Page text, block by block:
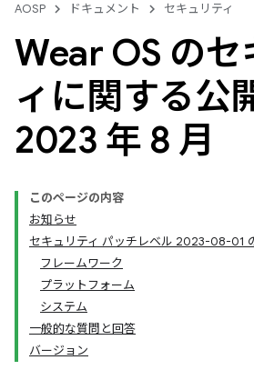
AOSP ドキュメント セキュリティ
Wear OS のセ
ィに関する公
2023 年 8 月
このページの内容
お知らせ
セキュリティ パッチレベル 2023-08-01
フレームワーク
プラットフォーム
システム
一般的な質問と回答
バージョン